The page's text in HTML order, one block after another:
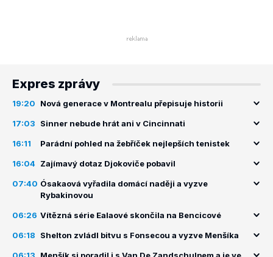
Expres zprávy
19:20 Nová generace v Montrealu přepisuje historii
17:03 Sinner nebude hrát ani v Cincinnati
16:11 Parádní pohled na žebříček nejlepších tenistek
16:04 Zajímavý dotaz Djokoviče pobavil
07:40 Ósakaová vyřadila domácí naději a vyzve
Rybakinovou
06:26 Vítězná série Ealaové skončila na Bencicové
06:18 Shelton zvládl bitvu s Fonsecou a vyzve Menšíka